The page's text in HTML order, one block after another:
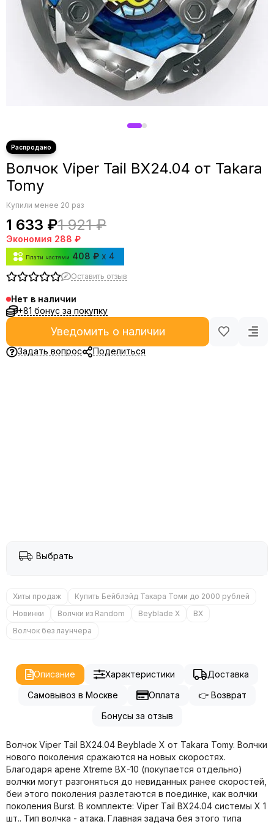
Волчок Viper Tail BX24.04 от Takara
Tomy
Купили менее 20 раз
1 633 ₽1 921 ₽
Экономия 288 ₽
Плати частями 408 ₽ x 4
Оставить отзыв
Нет в наличии
+81 бонус за покупку
Уведомить о наличии
Задать вопрос Поделиться
Выбрать
Хиты продаж
Купить Бейблэйд Такара Томи до 2000 рублей
Новинки
Волчки из Random Beyblade X
BX
Волчок без лаунчера
Описание Характеристики
Доставка
Самовывоз в Москве
Оплата
👉 Возврат
Бонусы за отзыв
Волчок Viper Tail BX24.04 Beyblade X от Takara Tomy. Волчки
нового поколения сражаются на новых скоростях.
Благодаря арене Xtreme BX-10 (покупается отдельно)
волчки могут разгоняться до невиданных ранее скоростей,
беи этого поколения разлетаются в поединке, как волчки
поколения Burst. В комплекте: Viper Tail BX24.04 системы X 1
шт.. Тип волчка - атака. Главная задача бея этого типа